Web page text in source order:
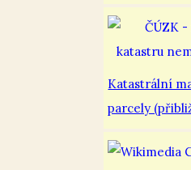
Katastrální
parcely